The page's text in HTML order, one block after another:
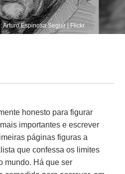
Arturo Espinosa Seguir | Flickr
honesto para figurar
importantes e escrever
páginas figuras a
que confessa os limites
mundo. Há que ser